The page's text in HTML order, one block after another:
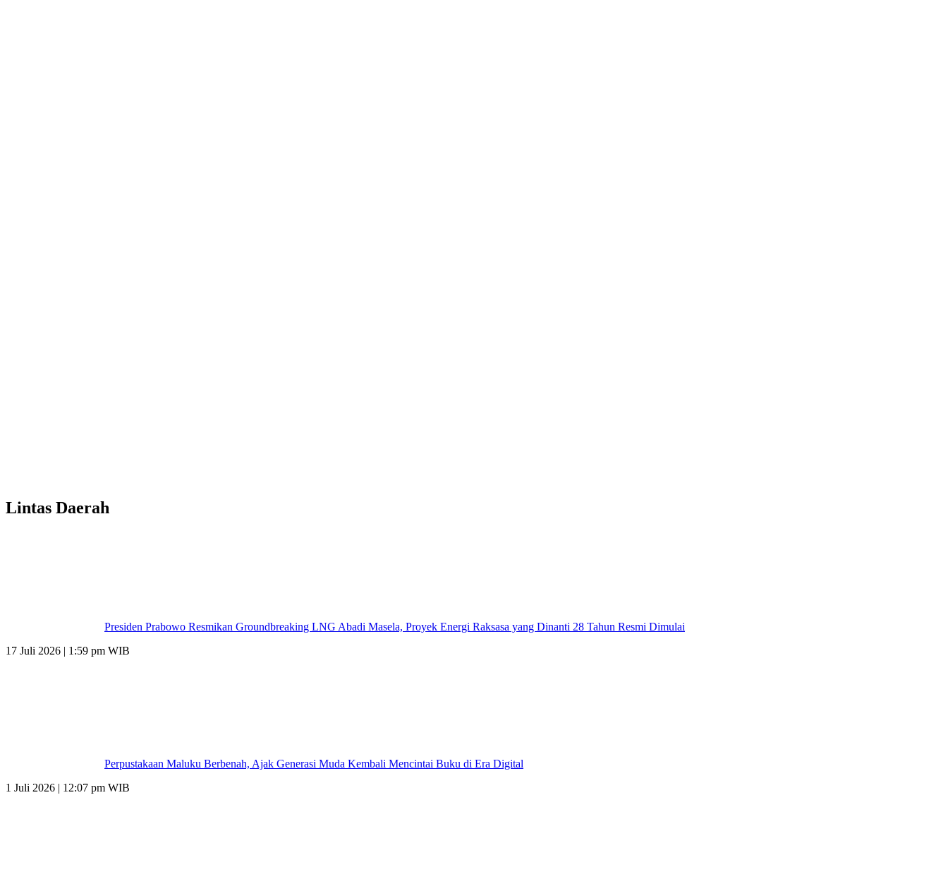
Lintas Daerah
Presiden Prabowo Resmikan Groundbreaking LNG Abadi Masela, Proyek Energi Raksasa yang Dinanti 28 Tahun Resmi Dimulai
17 Juli 2026 | 1:59 pm WIB
Perpustakaan Maluku Berbenah, Ajak Generasi Muda Kembali Mencintai Buku di Era Digital
1 Juli 2026 | 12:07 pm WIB